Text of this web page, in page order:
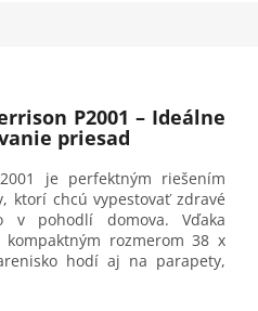
P2001 – Ideálne
priesad
je perfektným riešením
ktorí chcú vypestovať zdravé
v pohodlí domova. Vďaka
rozmerom 38 x
hodí aj na parapety,